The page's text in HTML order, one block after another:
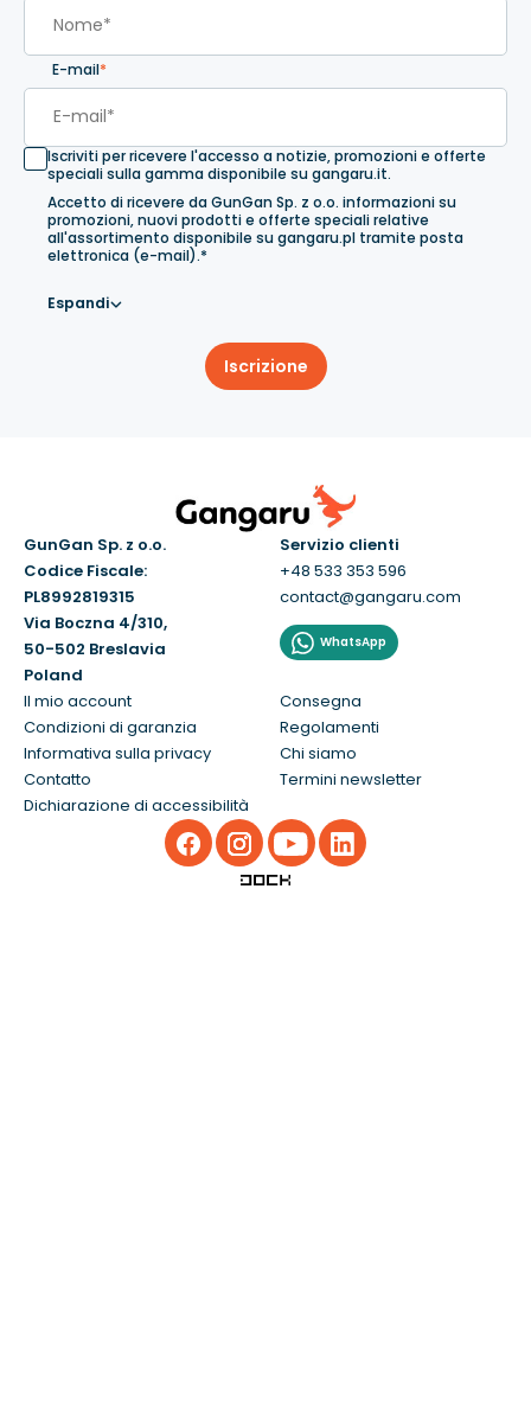
E-mail*
Iscriviti per ricevere l'accesso a notizie, promozioni e offerte
speciali sulla gamma disponibile su gangaru.it.
Accetto di ricevere da GunGan Sp. z o.o. informazioni su
promozioni, nuovi prodotti e offerte speciali relative
all'assortimento disponibile su gangaru.pl tramite posta
elettronica (e-mail).*
Espandi
Iscrizione
GunGan Sp. z o.o.
Codice Fiscale:
PL8992819315
Via Boczna 4/310,
50-502 Breslavia
Poland
Servizio clienti
+48 533 353 596
contact@gangaru.com
WhatsApp
Il mio account
Consegna
Condizioni di garanzia
Regolamenti
Informativa sulla privacy
Chi siamo
Contatto
Termini newsletter
Dichiarazione di accessibilità